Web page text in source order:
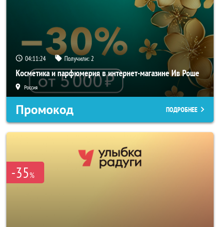
04:11:24 Получили:2
Косметика и парфюмерия в интернет-магазине Ив Роше
Россия
Промокод ПОДРОБНЕЕ
-35%